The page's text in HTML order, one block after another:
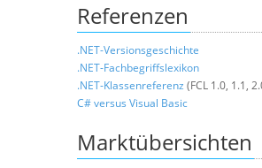
Referenzen
.NET-Versionsgeschichte
.NET-Fachbegriffslexikon
.NET-Klassenreferenz (FCL 1.0, 1.1,
C# versus Visual Basic
Marktübersichten